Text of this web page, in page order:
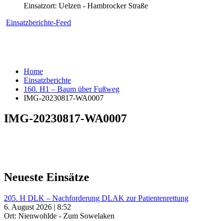
Einsatzort: Uelzen - Hambrocker Straße
Einsatzberichte-Feed
Home
Einsatzberichte
160. H1 – Baum über Fußweg
IMG-20230817-WA0007
IMG-20230817-WA0007
Neueste Einsätze
205. H DLK – Nachforderung DLAK zur Patientenrettung
6. August 2026 | 8:52
Ort: Nienwohlde - Zum Sowelaken